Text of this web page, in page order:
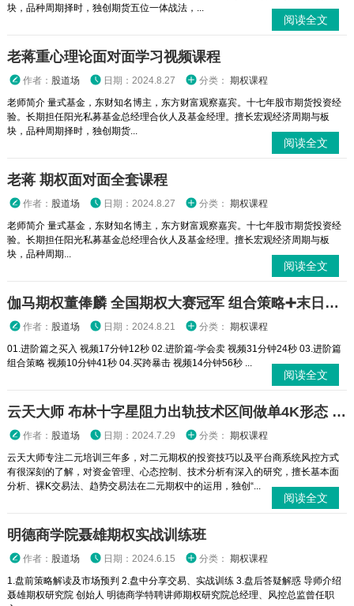
块，品种周期择时，独创期货五位一体战法，...
阅读全文
老蒋重心理论面对面学习视频课程
作者： 股道场 日期：2024.8.27 分类： 期权课程
老师简介 量式基金，东财知名博主，东方财富观察嘉宾。十七年股市期货投资经
验。长期担任阳光私募基金总经理合伙人及基金经理。擅长宏观经济周期与板
块，品种周期择时，独创期货...
阅读全文
老蒋 期权面对面全套课程
作者： 股道场 日期：2024.8.27 分类： 期权课程
老师简介 量式基金，东财知名博主，东方财富观察嘉宾。十七年股市期货投资经
验。长期担任阳光私募基金总经理合伙人及基金经理。擅长宏观经济周期与板
块，品种周期...
阅读全文
伽马期权董俸麟 全国期权大赛冠军 组合策略➕末日轮视频课程
作者： 股道场 日期：2024.8.21 分类： 期权课程
01.进阶篇之买入 视频17分钟12秒 02.进阶篇-学会卖 视频31分钟24秒 03.进阶篇
组合策略 视频10分钟41秒 04.买跨暴击 视频14分钟56秒 ...
阅读全文
云天大师 布林十字星阻力出轨技术区间做单4K形态 二元期权外汇实战培训视频课程
作者： 股道场 日期：2024.7.29 分类： 期权课程
云天大师专注二元培训三年多，对二元期权的投资技巧以及平台商系统风控方式
有很深刻的了解，对资金管理、心态控制、技术分析有深入的研究，擅长基本面
分析、裸K交易法、趋势交易法在二元期权中的运用，独创“...
阅读全文
明德商学院聂雄期权实战训练班
作者： 股道场 日期：2024.6.15 分类： 期权课程
1.盘前策略解读及市场预判 2.盘中分享交易、实战训练 3.盘后答疑解惑 导师介绍
聂雄期权研究院 创始人 明德商学特聘讲师期权研究院总经理、风控总监曾任职